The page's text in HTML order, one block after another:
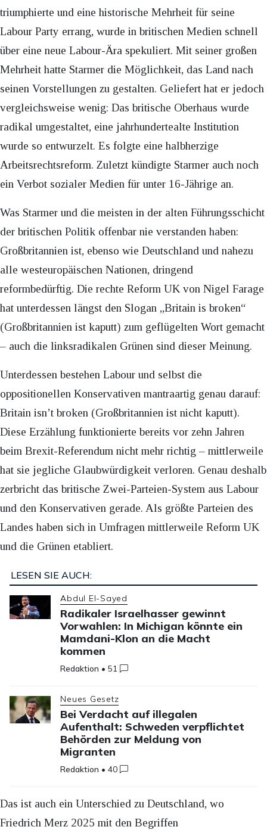
triumphierte und eine historische Mehrheit für seine
Labour Party errang, wurde in britischen Medien schnell
über eine neue Labour-Ära spekuliert. Mit seiner großen
Mehrheit hatte Starmer die Möglichkeit, das Land nach
seinen Vorstellungen zu gestalten. Geliefert hat er jedoch
vergleichsweise wenig: Das britische Oberhaus wurde
radikal umgestaltet, eine jahrhundertealte Institution
wurde so entwurzelt. Es folgte eine halbherzige
Arbeitsrechtsreform. Zuletzt kündigte Starmer auch noch
ein Verbot sozialer Medien für unter 16-Jährige an.
Was Starmer und die meisten in der alten Führungsschicht
der britischen Politik offenbar nie verstanden haben:
Großbritannien ist, ebenso wie Deutschland und nahezu
alle westeuropäischen Nationen, dringend
reformbedürftig. Die rechte Reform UK von Nigel Farage
hat unterdessen längst den Slogan „Britain is broken“
(Großbritannien ist kaputt) zum geflügelten Wort gemacht
– auch die linksradikalen Grünen sind dieser Meinung.
Unterdessen bestehen Labour und selbst die
oppositionellen Konservativen mantraartig genau darauf:
Britain isn’t broken (Großbritannien ist nicht kaputt).
Diese Erzählung funktionierte bereits vor zehn Jahren
beim Brexit-Referendum nicht mehr richtig – mittlerweile
hat sie jegliche Glaubwürdigkeit verloren. Genau deshalb
zerbricht das britische Zwei-Parteien-System aus Labour
und den Konservativen gerade. Als größte Parteien des
Landes haben sich in Umfragen mittlerweile Reform UK
und die Grünen etabliert.
LESEN SIE AUCH:
Abdul El-Sayed
Radikaler Israelhasser gewinnt
Vorwahlen: In Michigan könnte ein
Mamdani-Klon an die Macht
kommen
Redaktion •51
Neues Gesetz
Bei Verdacht auf illegalen
Aufenthalt: Schweden verpflichtet
Behörden zur Meldung von
Migranten
Redaktion •40
Das ist auch ein Unterschied zu Deutschland, wo
Friedrich Merz 2025 mit den Begriffen